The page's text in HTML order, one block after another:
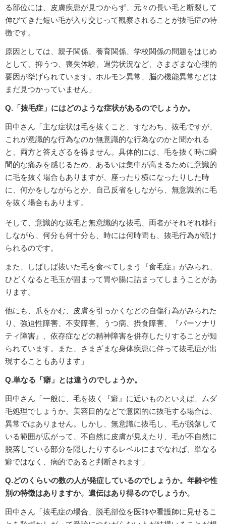
る部位には、皮膚疾患が見つからず、元々の長い毛と断裂して
伸びてきた短い毛が入り交じって観察されることが抜毛症の特
徴です。
原因としては、親子関係、養育関係、学校関係の問題をはじめ
として、抑うつ、喪失体験、過労状況など、さまざまな心理的
要因が挙げられています。ホルモン異常、脳の機能異常などは
まだ見つかっていません」
Q.「抜毛症」にはどのような症状があるのでしょうか。
田中さん「主な症状は毛を抜くこと、すなわち、抜毛ですが、
これが意識的な行為なのか無意識的な行為なのかと聞かれる
と、両方と答えざるを得ません。具体的には、毛を抜く時に瞬
間的な痛みを感じるため、あるいは集中が高まるために意識的
に毛を抜く場合もありますが、座ったり横になったりした時
に、何かをしながらとか、自己反省をしながら、無意識的に毛
を抜く場合もあります。
そして、意識的な抜毛と無意識的な抜毛、両者がそれぞれ移行
しながら、何分も何十分も、時には何時間も、抜毛行為が続け
られるのです。
また、しばしば抜いた毛を食べてしまう『食毛症』がみられ、
ひどくなると毛玉が固まって胃や腸に詰まってしまうことがあ
ります。
他にも、爪をかむ、皮膚を引っかくなどの自傷行為がみられた
り、強迫性障害、不安障害、うつ病、摂食障害、『パーソナリ
ティ障害』、依存症などの精神障害を併存したりすることが知
られています。また、さまざまな身体疾患に伴って抜毛症が出
現することもあります」
Q.単なる「癖」とは違うのでしょうか。
田中さん「一般に、毛を抜く『癖』に近いものといえば、ムダ
毛処理でしょうか。美容目的などで意図的に抜毛する場合は、
異常ではありません。しかし、無意識に抜毛し、毛が脱落して
いる範囲が広がって、不自然に皮膚が見えたり、毛が不自然に
脱落している部分を隠したりするレベルにまでなれば、単なる
癖ではなく、病的であると判断されます」
Q.どのくらいの数の人が発症しているのでしょうか。年齢や性
別の特徴はありますか。遺伝はあり得るのでしょうか。
田中さん「抜毛症の場合、脱毛部位を医師や看護師に見せるこ